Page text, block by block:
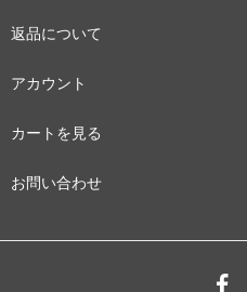
返品について
アカウント
カートを見る
お問い合わせ